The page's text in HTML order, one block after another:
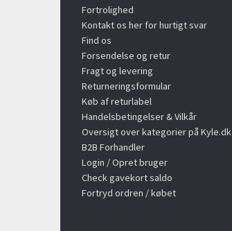
Fortrolighed
Kontakt os her for hurtigt svar
Find os
Forsendelse og retur
Fragt og levering
Returneringsformular
Køb af returlabel
Handelsbetingelser & Vilkår
Oversigt over kategorier på Kyle.dk
B2B Forhandler
Login / Opret bruger
Check gavekort saldo
Fortryd ordren / købet